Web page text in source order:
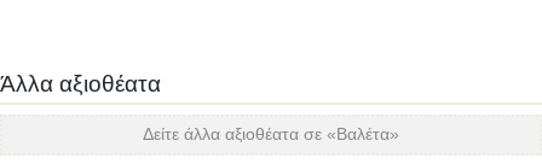
Άλλα αξιοθέατα
Δείτε άλλα αξιοθέατα σε «Βαλέτα»